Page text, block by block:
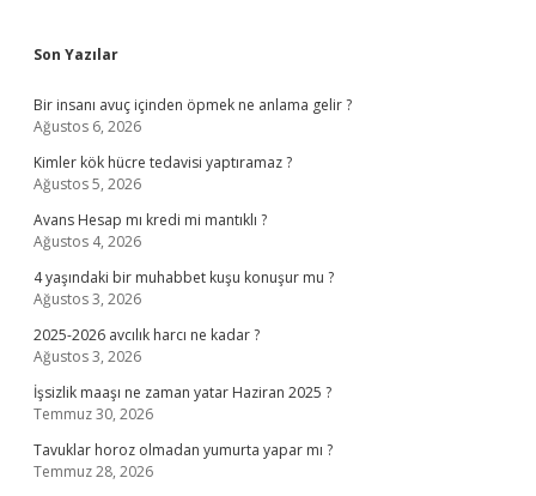
Sidebar
Son Yazılar
Bir insanı avuç içinden öpmek ne anlama gelir ?
Ağustos 6, 2026
Kimler kök hücre tedavisi yaptıramaz ?
Ağustos 5, 2026
Avans Hesap mı kredi mi mantıklı ?
Ağustos 4, 2026
4 yaşındaki bir muhabbet kuşu konuşur mu ?
Ağustos 3, 2026
2025-2026 avcılık harcı ne kadar ?
Ağustos 3, 2026
İşsizlik maaşı ne zaman yatar Haziran 2025 ?
Temmuz 30, 2026
Tavuklar horoz olmadan yumurta yapar mı ?
Temmuz 28, 2026